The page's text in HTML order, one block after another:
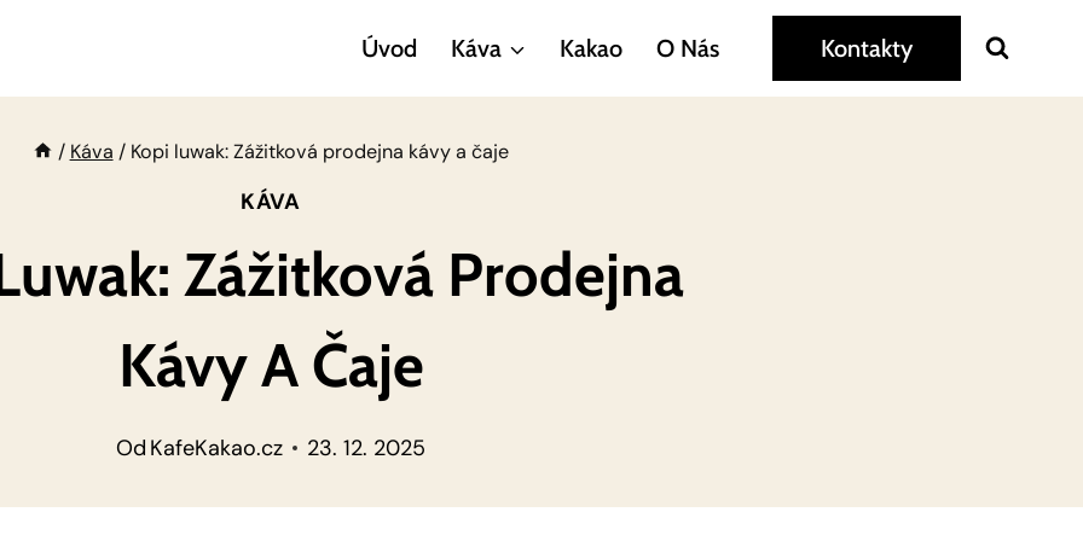
Úvod Káva Kakao O Nás Kontakty
/ Káva / Kopi luwak: Zážitková prodejna kávy a čaje
KÁVA
Zážitková Prodejna
Kávy A Čaje
Od KafeKakao.cz 23. 12. 2025